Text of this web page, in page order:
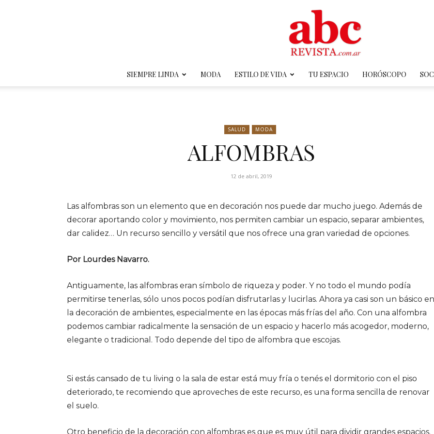
SIEMPRE LINDA MODA ESTILO DE VIDA TU ESPACIO HORÓSCOPO
SALUD MODA
ALFOMBRAS
12 de abril, 2019
Las alfombras son un elemento que en decoración nos puede dar mucho juego. Además de
decorar aportando color y movimiento, nos permiten cambiar un espacio, separar ambientes,
dar calidez… Un recurso sencillo y versátil que nos ofrece una gran variedad de opciones.
Por Lourdes Navarro.
Antiguamente, las alfombras eran símbolo de riqueza y poder. Y no todo el mundo podía
permitirse tenerlas, sólo unos pocos podían disfrutarlas y lucirlas. Ahora ya casi son un básico en
la decoración de ambientes, especialmente en las épocas más frías del año. Con una alfombra
podemos cambiar radicalmente la sensación de un espacio y hacerlo más acogedor, moderno,
elegante o tradicional. Todo depende del tipo de alfombra que escojas.
Si estás cansado de tu living o la sala de estar está muy fría o tenés el dormitorio con el piso
deteriorado, te recomiendo que aproveches de este recurso, es una forma sencilla de renovar
el suelo.
Otro beneficio de la decoración con alfombras es que es muy útil para dividir grandes espacios.